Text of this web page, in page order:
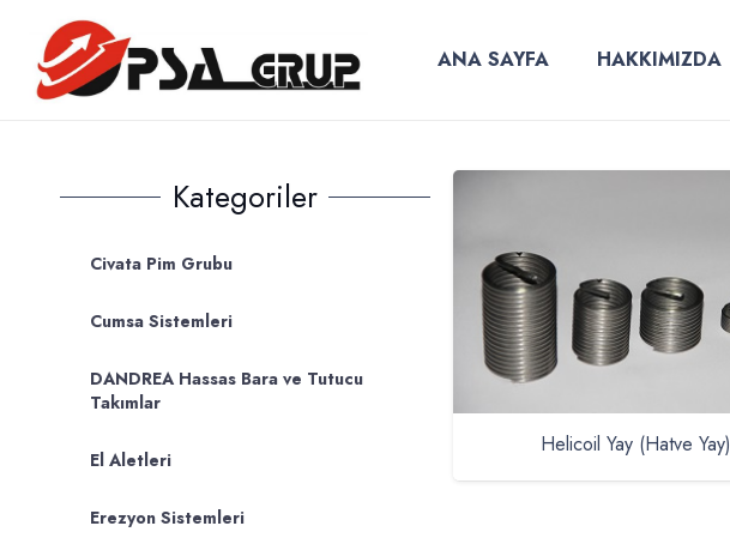
ANA SAYFA HAKKIMIZDA
Kategoriler
Civata Pim Grubu
Cumsa Sistemleri
DANDREA Hassas Bara ve Tutucu
Takımlar
El Aletleri
Erezyon Sistemleri
Helicoil Yay (Hatve Yay)